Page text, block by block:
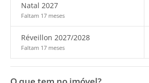
Natal 2027
Faltam 17 meses
Réveillon 2027/2028
Faltam 17 meses